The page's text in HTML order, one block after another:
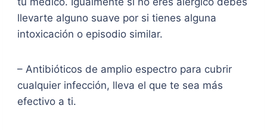
llevarte alguno suave por si tienes alguna
intoxicación o episodio similar.
– Antibióticos de amplio espectro para cubrir
cualquier infección, lleva el que te sea más
efectivo a ti.